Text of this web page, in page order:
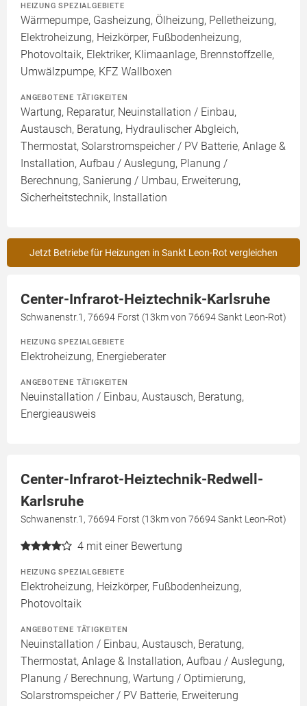
HEIZUNG SPEZIALGEBIETE
Wärmepumpe, Gasheizung, Ölheizung, Pelletheizung,
Elektroheizung, Heizkörper, Fußbodenheizung,
Photovoltaik, Elektriker, Klimaanlage, Brennstoffzelle,
Umwälzpumpe, KFZ Wallboxen
ANGEBOTENE TÄTIGKEITEN
Wartung, Reparatur, Neuinstallation / Einbau,
Austausch, Beratung, Hydraulischer Abgleich,
Thermostat, Solarstromspeicher / PV Batterie, Anlage &
Installation, Aufbau / Auslegung, Planung /
Berechnung, Sanierung / Umbau, Erweiterung,
Sicherheitstechnik, Installation
Jetzt Betriebe für Heizungen in Sankt Leon-Rot vergleichen
Center-Infrarot-Heiztechnik-Karlsruhe
Schwanenstr.1, 76694 Forst (13km von 76694 Sankt Leon-Rot)
HEIZUNG SPEZIALGEBIETE
Elektroheizung, Energieberater
ANGEBOTENE TÄTIGKEITEN
Neuinstallation / Einbau, Austausch, Beratung,
Energieausweis
Center-Infrarot-Heiztechnik-Redwell-
Karlsruhe
Schwanenstr.1, 76694 Forst (13km von 76694 Sankt Leon-Rot)
4 mit einer Bewertung
HEIZUNG SPEZIALGEBIETE
Elektroheizung, Heizkörper, Fußbodenheizung,
Photovoltaik
ANGEBOTENE TÄTIGKEITEN
Neuinstallation / Einbau, Austausch, Beratung,
Thermostat, Anlage & Installation, Aufbau / Auslegung,
Planung / Berechnung, Wartung / Optimierung,
Solarstromspeicher / PV Batterie, Erweiterung